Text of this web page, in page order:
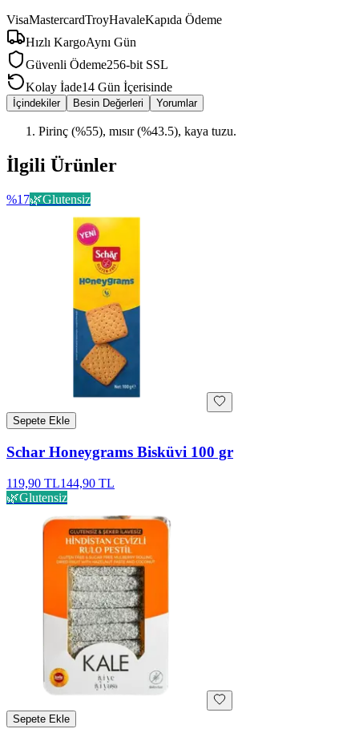
VisaMastercardTroyHavaleKapıda Ödeme
Hızlı KargoAynı Gün
Güvenli Ödeme256-bit SSL
Kolay İade14 Gün İçerisinde
İçindekiler Besin Değerleri Yorumlar
Pirinç (%55), mısır (%43.5), kaya tuzu.
İlgili Ürünler
%17🌿Glutensiz
Sepete Ekle
Schar Honeygrams Bisküvi 100 gr
119,90 TL144,90 TL
🌿Glutensiz
Sepete Ekle